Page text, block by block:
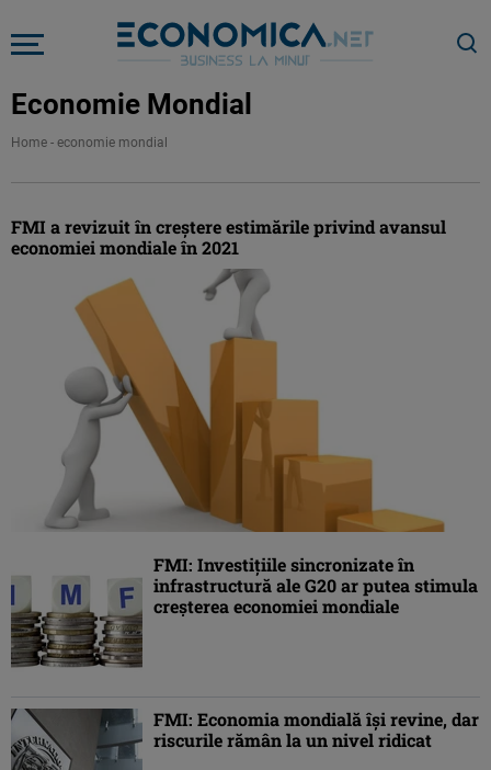
Economie Mondial
Home - economie mondial
FMI a revizuit în creştere estimările privind avansul
economiei mondiale în 2021
FMI: Investiţiile sincronizate în
infrastructură ale G20 ar putea stimula
creşterea economiei mondiale
FMI: Economia mondială îşi revine, dar
riscurile rămân la un nivel ridicat